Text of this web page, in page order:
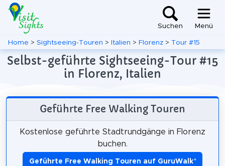
Suchen Menü
Home > Sightseeing-Touren > Italien > Florenz > Tour #15
Selbst-geführte Sightseeing-Tour #15
in Florenz, Italien
Geführte Free Walking Touren
Kostenlose geführte Stadtrundgänge in Florenz
buchen.
Geführte Free Walking Touren auf GuruWalk*